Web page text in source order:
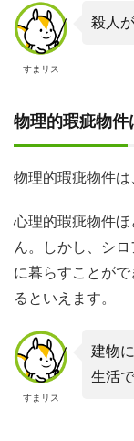
すまリス
殺人
物理的瑕疵物件
物理的瑕疵物件は
心理的瑕疵物件
ん。しかし、シ
に暮らすことが
るといえます。
すまリス
建物
生活